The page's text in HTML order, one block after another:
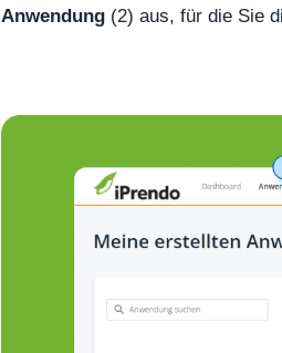
Anwendung (2) aus, für die Sie